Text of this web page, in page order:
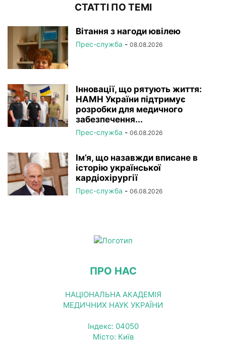
СТАТТІ ПО ТЕМІ
Вітання з нагоди ювілею
Прес-служба - 08.08.2026
Інновації, що рятують життя:
НАМН України підтримує
розробки для медичного
забезпечення...
Прес-служба - 06.08.2026
Ім’я, що назавжди вписане в
історію української
кардіохірургії
Прес-служба - 06.08.2026
ПРО НАС
НАЦІОНАЛЬНА АКАДЕМІЯ
МЕДИЧНИХ НАУК УКРАЇНИ
Індекс: 04050
Місто: Київ